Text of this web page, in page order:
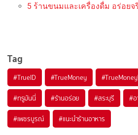
5 ร้านขนมและเครื่องดื่ม อร่อย
Tag
#TrueID #TrueMoney #
#ทรูมันนี่ #ร้านอร่อย #สระบุรี #อ
#เพชรบูรณ์ #แนะนำร้านอาหาร